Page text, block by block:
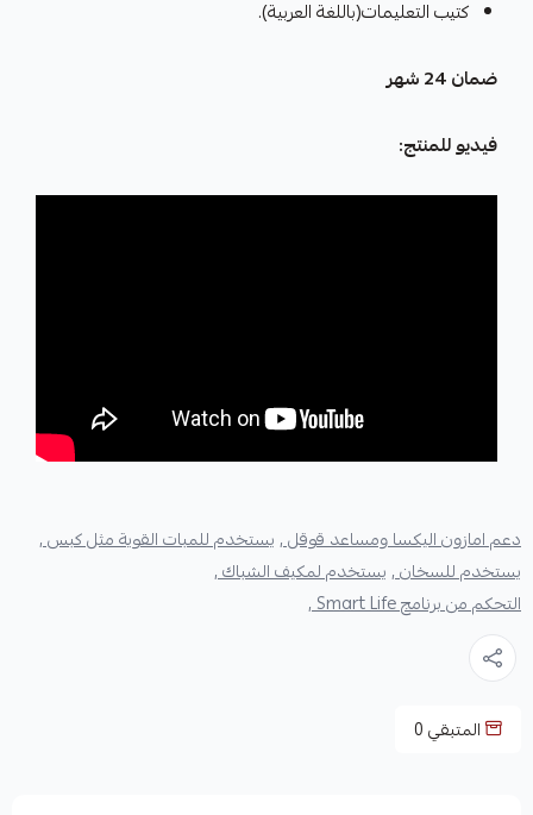
كتيب التعليمات(باللغة العربية).
ضمان 24 شهر
فيديو للمنتج:
دعم امازون اليكسا ومساعد قوقل ,يستخدم للمبات القوية مثل كبس ,
يستخدم للسخان ,يستخدم لمكيف الشباك ,
التحكم من برنامج Smart Life ,
المتبقي0